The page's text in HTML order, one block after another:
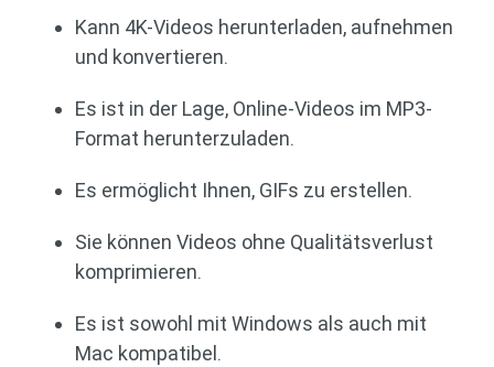
Kann 4K-Videos herunterladen, aufnehmen
und konvertieren.
Es ist in der Lage, Online-Videos im MP3-
Format herunterzuladen.
Es ermöglicht Ihnen, GIFs zu erstellen.
Sie können Videos ohne Qualitätsverlust
komprimieren.
Es ist sowohl mit Windows als auch mit
Mac kompatibel.